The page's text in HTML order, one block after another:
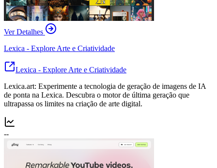
Ver Detalhes
Lexica - Explore Arte e Criatividade
Lexica - Explore Arte e Criatividade
Lexica.art: Experimente a tecnologia de geração de imagens de IA
de ponta na Lexica. Descubra o motor de última geração que
ultrapassa os limites na criação de arte digital.
--